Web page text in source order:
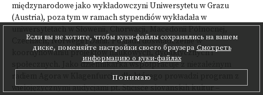
międzynarodowe jako wykładowczyni Uniwersytetu w Grazu
(Austria), poza tym w ramach stypendiów wykładała w
Czechach, Norwegii i Danii. Posiada doświadczenie w
koordynowaniu projektów naukowych, dydaktycznych i
społecznych. Jako dziennikarka współpracuje z niezależnym
radiem Agora w Klagenfurcie, dla którego prowadzi program z
wielojęzycznymi audycjami pt. Stičišče slovanskih kultur –
Если вы не хотите, чтобы куки-файлы сохранялись на вашем
диске, поменяйте настройки своего браузера Смотреть
информацию о куки-файлах
Понимаю